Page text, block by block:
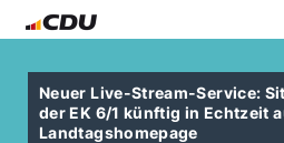
Neuer Live-Stream-Service:
der EK 6/1 künftig in Echtzeit
Landtagshomepage